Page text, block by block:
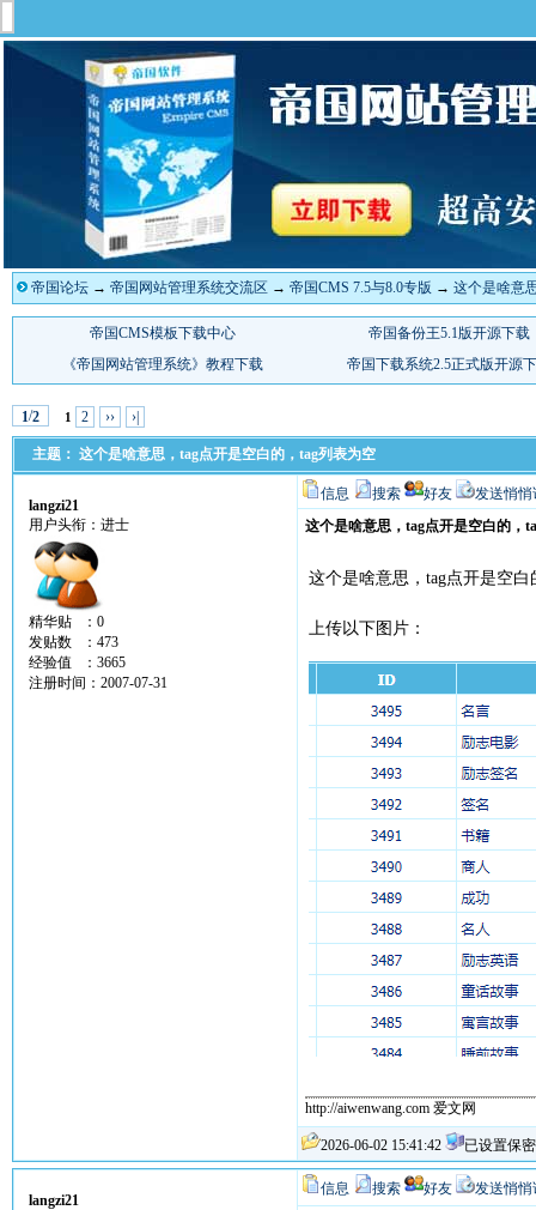
帝国论坛 → 帝国网站管理系统交流区 → 帝国CMS 7.5与8.0专版 → 这个是啥意
1/2 1 2 ›› ›|
主题： 这个是啥意思，tag点开是空白的，tag列表为空
langzi21
用户头衔：进士
精华贴 ：0
发贴数 ：473
经验值 ：3665
注册时间：2007-07-31
信息 搜索 好友
发送悄悄
这个是啥意思，tag点开是空白的，
这个是啥意思，tag点开是空白
上传以下图片：
http://aiwenwang.com 爱文网
2026-06-02 15:41:42 已设置保密
langzi21
信息 搜索 好友 发送悄悄